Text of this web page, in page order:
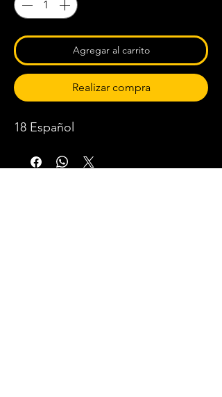
Agregar al carrito
Realizar compra
18 Español